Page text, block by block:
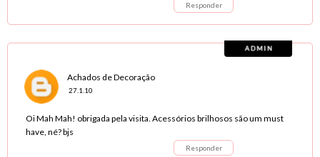
Responder
Achados de Decoração
27.1.10
Oi Mah Mah! obrigada pela visita. Acessórios brilhosos são um must
have, né? bjs
Responder